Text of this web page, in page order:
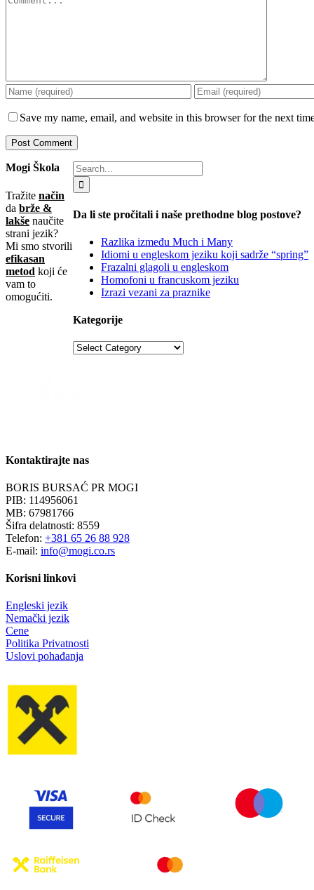
Save my name, email, and website in this browser for the next
Da li ste pročitali i naše prethodne blog postove?
Razlika između Much i Many
Idiomi u engleskom jeziku koji sadrže “spring”
Frazalni glagoli u engleskom
Homofoni u francuskom jeziku
Izrazi vezani za praznike
Kategorije
Mogi Škola
Tražite način
da brže &
lakše naučite
strani jezik?
Mi smo stvorili
efikasan
metod koji će
vam to
omogućiti.
Kontaktirajte nas
BORIS BURSAĆ PR MOGI
PIB: 114956061
MB: 67981766
Šifra delatnosti: 8559
Telefon: +381 65 26 88 928
E-mail: info@mogi.co.rs
Korisni linkovi
Engleski jezik
Nemački jezik
Cene
Politika Privatnosti
Uslovi pohađanja